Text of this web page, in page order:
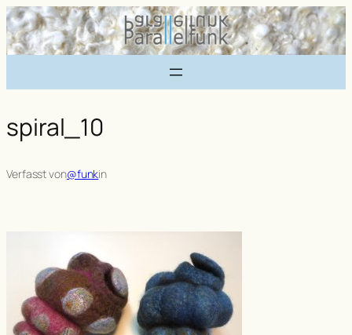
Zum
Inhalt
springen
spiral_10
Verfasst von@funkin